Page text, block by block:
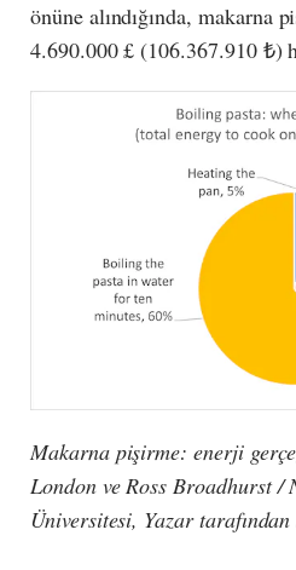
önüne alındığında, makarna
4.690.000 £ (106.367.910 ₺)
Makarna pişirme: enerji
London ve Ross Broadhurst /
Üniversitesi, Yazar tarafından